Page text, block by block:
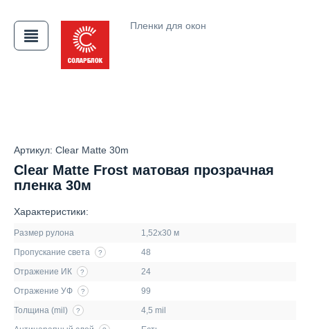
Пленки для окон
Артикул: Clear Matte 30m
Clear Matte Frost матовая прозрачная
пленка 30м
Характеристики:
Размер рулона
1,52х30 м
Пропускание света
?
48
Отражение ИК
?
24
Отражение УФ
?
99
Толщина (mil)
?
4,5 mil